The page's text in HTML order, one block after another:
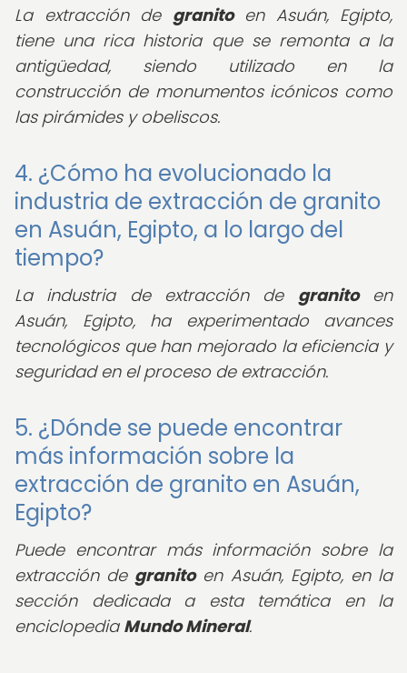
La extracción de granitoen Asuán, Egipto,
tiene una rica historia que se remonta a la
antigüedad, siendo utilizado en la
construcción de monumentos icónicos como
las pirámides y obeliscos.
4. ¿Cómo ha evolucionado la
industria de extracción de granito
en Asuán, Egipto, a lo largo del
tiempo?
La industria de extracción de granitoen
Asuán, Egipto, ha experimentado avances
tecnológicos que han mejorado la eficiencia y
seguridad en el proceso de extracción.
5. ¿Dónde se puede encontrar
más información sobre la
extracción de granito en Asuán,
Egipto?
Puede encontrar más información sobre la
extracción de granitoen Asuán, Egipto, en la
sección dedicada a esta temática en la
enciclopedia Mundo Mineral.